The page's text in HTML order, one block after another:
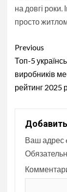
на довгі роки.
просто
Continue
Previous
Топ-5
виробників
рейтинг 2025
Ваш адрес